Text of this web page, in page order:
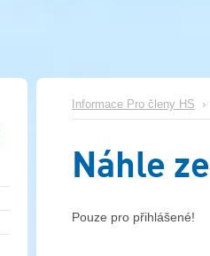
Informace Pro členy HS
Náhle
Pouze pro přihlášené!